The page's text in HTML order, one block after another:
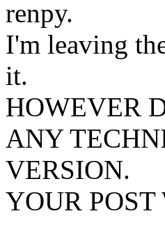
renpy.
I'm leaving
it.
HOWEVER
ANY
VERSION.
YOUR